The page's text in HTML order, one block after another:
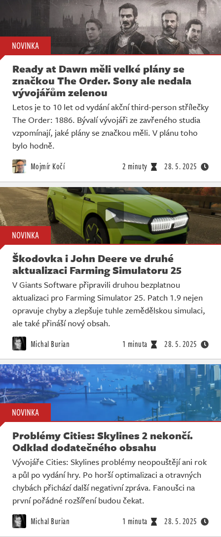
NOVINKA
Ready at Dawn měli velké plány se
značkou The Order. Sony ale nedala
vývojářům zelenou
Letos je to 10 let od vydání akční third-person střílečky
The Order: 1886. Bývalí vývojáři ze zavřeného studia
vzpomínají, jaké plány se značkou měli. V plánu toho
bylo hodně.
Mojmír Kočí 2 minuty 28. 5. 2025
NOVINKA
Škodovka i John Deere ve druhé
aktualizaci Farming Simulatoru 25
V Giants Software připravili druhou bezplatnou
aktualizaci pro Farming Simulator 25. Patch 1.9 nejen
opravuje chyby a zlepšuje tuhle zemědělskou simulaci,
ale také přináší nový obsah.
Michal Burian 1 minuta 28. 5. 2025
NOVINKA
Problémy Cities: Skylines 2 nekončí.
Odklad dodatečného obsahu
Vývojáře Cities: Skylines problémy neopouštějí ani rok
a půl po vydání hry. Po horší optimalizaci a otravných
chybách přichází další negativní zpráva. Fanoušci na
první pořádné rozšíření budou čekat.
Michal Burian 1 minuta 28. 5. 2025